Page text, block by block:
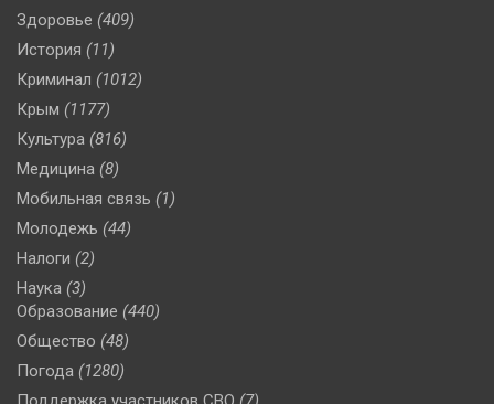
Здоровье (409)
История (11)
Криминал (1012)
Крым (1177)
Культура (816)
Медицина (8)
Мобильная связь (1)
Молодежь (44)
Налоги (2)
Наука (3)
Образование (440)
Общество (48)
Погода (1280)